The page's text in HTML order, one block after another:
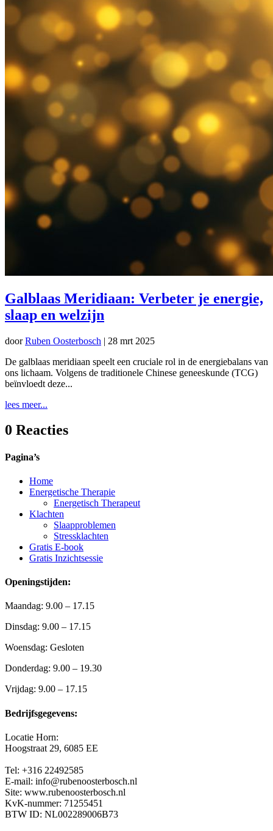
Galblaas Meridiaan: Verbeter je energie,
slaap en welzijn
doorRuben Oosterbosch | 28 mrt 2025
De galblaas meridiaan speelt een cruciale rol in de energiebalans van
ons lichaam. Volgens de traditionele Chinese geneeskunde (TCG)
beïnvloedt deze...
lees meer...
0 Reacties
Pagina’s
Home
Energetische Therapie
Energetisch Therapeut
Klachten
Slaapproblemen
Stressklachten
Gratis E-book
Gratis Inzichtsessie
Openingstijden:
Maandag: 9.00 – 17.15
Dinsdag: 9.00 – 17.15
Woensdag: Gesloten
Donderdag: 9.00 – 19.30
Vrijdag: 9.00 – 17.15
Bedrijfsgegevens:
Locatie Horn:
Hoogstraat 29, 6085 EE
Tel: +316 22492585
E-mail: info@rubenoosterbosch.nl
Site: www.rubenoosterbosch.nl
KvK-nummer: 71255451
BTW ID: NL002289006B73